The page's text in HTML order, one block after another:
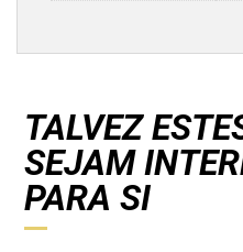
TALVEZ
SEJAM
PARA SI